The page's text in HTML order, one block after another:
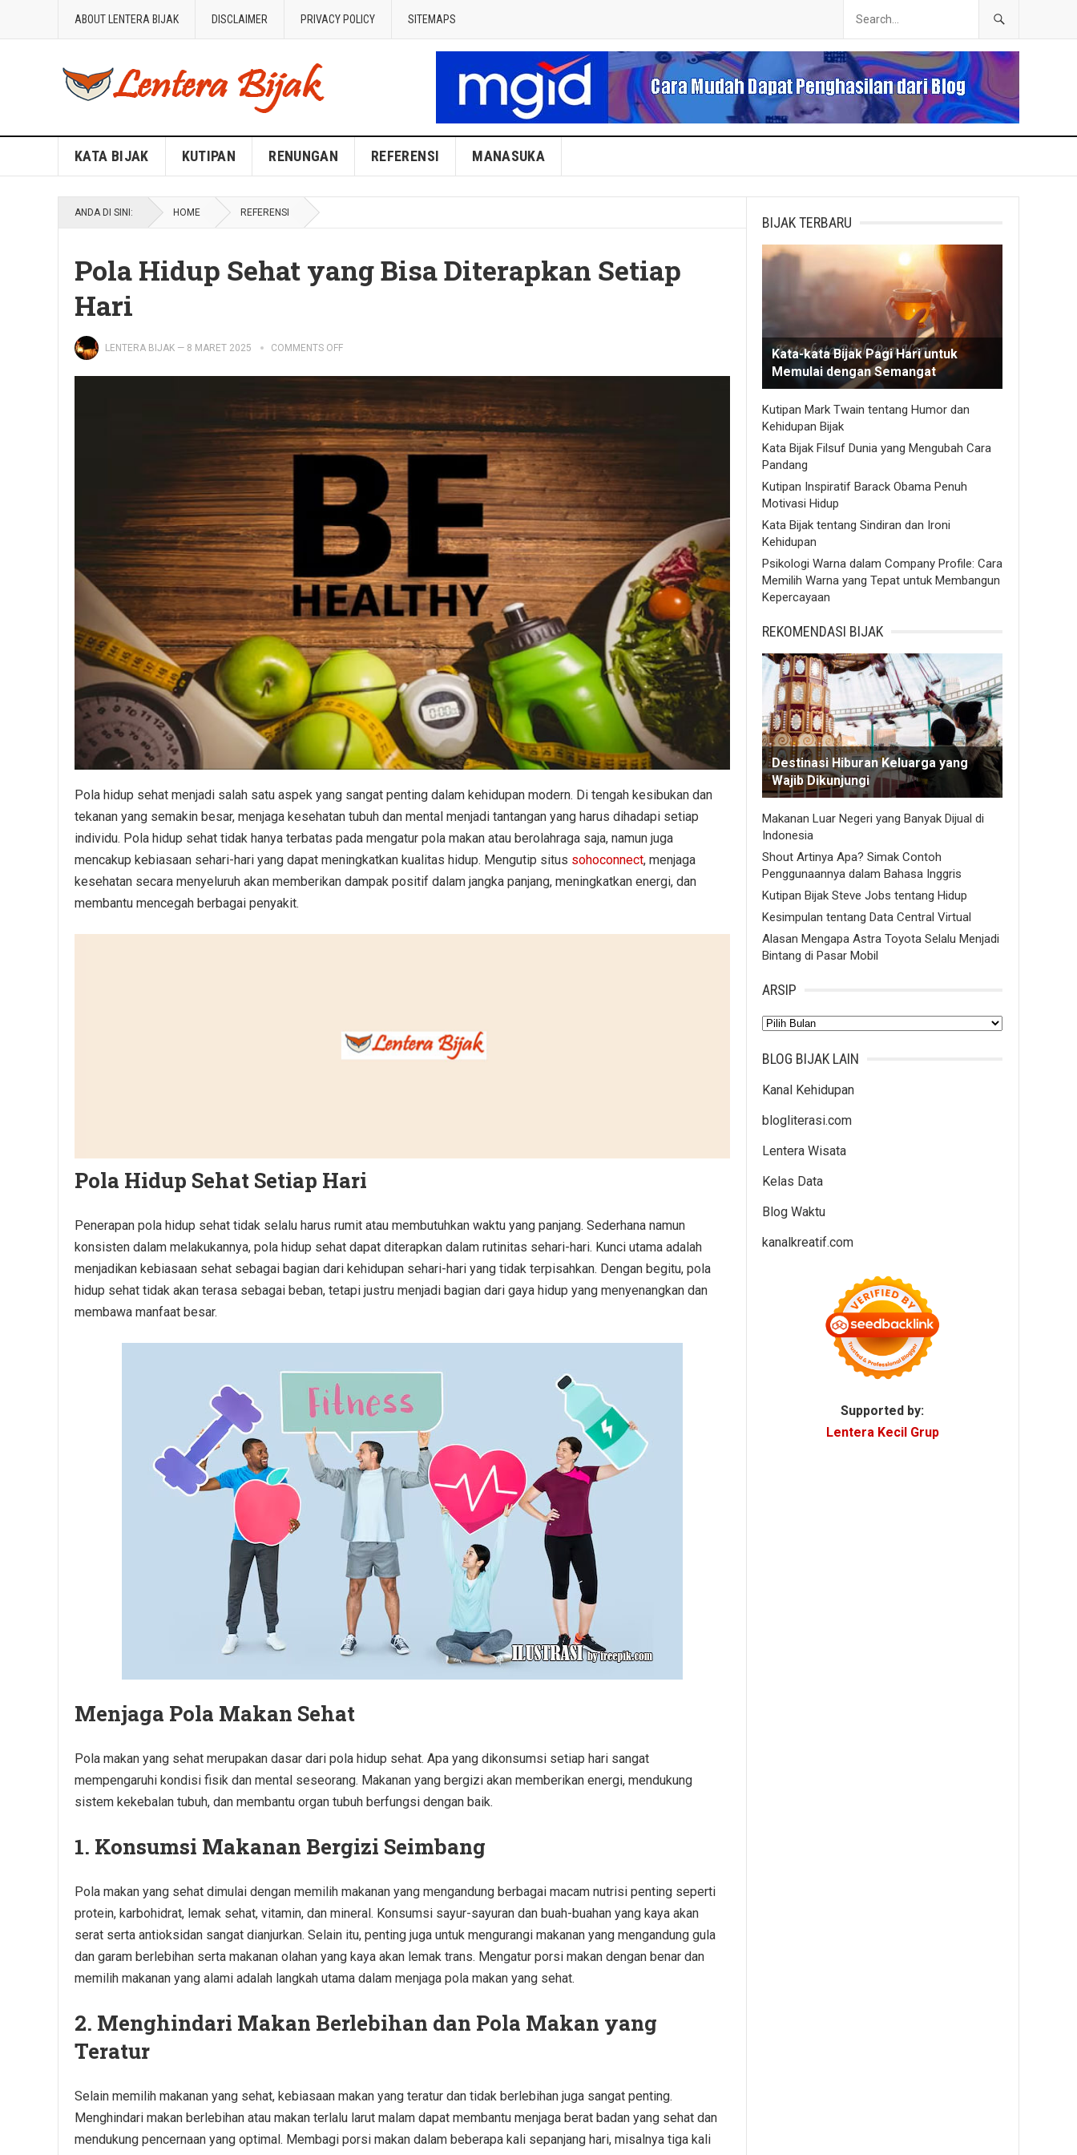
ABOUT LENTERA BIJAK DISCLAIMER PRIVACY POLICY SITEMAPS
Blog Lentera Bijak
KATA BIJAK KUTIPAN RENUNGAN REFERENSI MANASUKA
ANDA DI SINI: HOME REFERENSI
Pola Hidup Sehat yang Bisa Diterapkan Setiap
Hari
LENTERA BIJAK — 8 MARET 2025 COMMENTS OFF
Pola hidup sehat menjadi salah satu aspek yang sangat penting dalam kehidupan modern. Di tengah kesibukan dan
tekanan yang semakin besar, menjaga kesehatan tubuh dan mental menjadi tantangan yang harus dihadapi setiap
individu. Pola hidup sehat tidak hanya terbatas pada mengatur pola makan atau berolahraga saja, namun juga
mencakup kebiasaan sehari-hari yang dapat meningkatkan kualitas hidup. Mengutip situs sohoconnect, menjaga
kesehatan secara menyeluruh akan memberikan dampak positif dalam jangka panjang, meningkatkan energi, dan
membantu mencegah berbagai penyakit.
Pola Hidup Sehat Setiap Hari
Penerapan pola hidup sehat tidak selalu harus rumit atau membutuhkan waktu yang panjang. Sederhana namun
konsisten dalam melakukannya, pola hidup sehat dapat diterapkan dalam rutinitas sehari-hari. Kunci utama adalah
menjadikan kebiasaan sehat sebagai bagian dari kehidupan sehari-hari yang tidak terpisahkan. Dengan begitu, pola
hidup sehat tidak akan terasa sebagai beban, tetapi justru menjadi bagian dari gaya hidup yang menyenangkan dan
membawa manfaat besar.
Menjaga Pola Makan Sehat
Pola makan yang sehat merupakan dasar dari pola hidup sehat. Apa yang dikonsumsi setiap hari sangat
mempengaruhi kondisi fisik dan mental seseorang. Makanan yang bergizi akan memberikan energi, mendukung
sistem kekebalan tubuh, dan membantu organ tubuh berfungsi dengan baik.
1. Konsumsi Makanan Bergizi Seimbang
Pola makan yang sehat dimulai dengan memilih makanan yang mengandung berbagai macam nutrisi penting seperti
protein, karbohidrat, lemak sehat, vitamin, dan mineral. Konsumsi sayur-sayuran dan buah-buahan yang kaya akan
serat serta antioksidan sangat dianjurkan. Selain itu, penting juga untuk mengurangi makanan yang mengandung gula
dan garam berlebihan serta makanan olahan yang kaya akan lemak trans. Mengatur porsi makan dengan benar dan
memilih makanan yang alami adalah langkah utama dalam menjaga pola makan yang sehat.
2. Menghindari Makan Berlebihan dan Pola Makan yang
Teratur
Selain memilih makanan yang sehat, kebiasaan makan yang teratur dan tidak berlebihan juga sangat penting.
Menghindari makan berlebihan atau makan terlalu larut malam dapat membantu menjaga berat badan yang sehat dan
mendukung pencernaan yang optimal. Membagi porsi makan dalam beberapa kali sepanjang hari, misalnya tiga kali
BIJAK TERBARU
Kata-kata Bijak Pagi Hari untuk
Memulai dengan Semangat
Kutipan Mark Twain tentang Humor dan
Kehidupan Bijak
Kata Bijak Filsuf Dunia yang Mengubah Cara
Pandang
Kutipan Inspiratif Barack Obama Penuh
Motivasi Hidup
Kata Bijak tentang Sindiran dan Ironi
Kehidupan
Psikologi Warna dalam Company Profile: Cara
Memilih Warna yang Tepat untuk Membangun
Kepercayaan
REKOMENDASI BIJAK
Destinasi Hiburan Keluarga yang
Wajib Dikunjungi
Makanan Luar Negeri yang Banyak Dijual di
Indonesia
Shout Artinya Apa? Simak Contoh
Penggunaannya dalam Bahasa Inggris
Kutipan Bijak Steve Jobs tentang Hidup
Kesimpulan tentang Data Central Virtual
Alasan Mengapa Astra Toyota Selalu Menjadi
Bintang di Pasar Mobil
ARSIP
Arsip
BLOG BIJAK LAIN
Kanal Kehidupan
blogliterasi.com
Lentera Wisata
Kelas Data
Blog Waktu
kanalkreatif.com
Supported by:
Lentera Kecil Grup